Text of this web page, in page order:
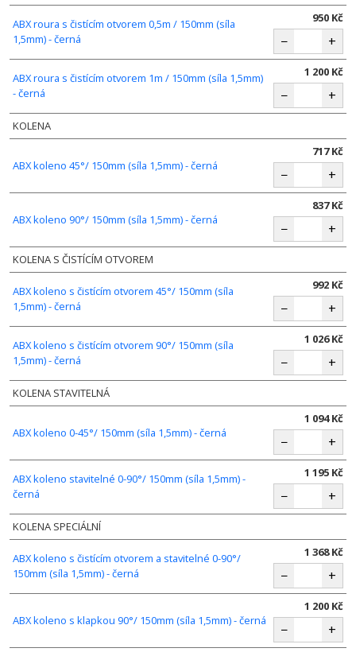
ABX roura s čistícím otvorem 0,5m / 150mm (síla
1,5mm) - černá
950 Kč
− +
ABX roura s čistícím otvorem 1m / 150mm (síla 1,5mm)
- černá
1 200 Kč
− +
KOLENA
ABX koleno 45°/ 150mm (síla 1,5mm) - černá
717 Kč
− +
ABX koleno 90°/ 150mm (síla 1,5mm) - černá
837 Kč
− +
KOLENA S ČISTÍCÍM OTVOREM
ABX koleno s čistícím otvorem 45°/ 150mm (síla
1,5mm) - černá
992 Kč
− +
ABX koleno s čistícím otvorem 90°/ 150mm (síla
1,5mm) - černá
1 026 Kč
− +
KOLENA STAVITELNÁ
ABX koleno 0-45°/ 150mm (síla 1,5mm) - černá
1 094 Kč
− +
ABX koleno stavitelné 0-90°/ 150mm (síla 1,5mm) -
černá
1 195 Kč
− +
KOLENA SPECIÁLNÍ
ABX koleno s čistícím otvorem a stavitelné 0-90°/
150mm (síla 1,5mm) - černá
1 368 Kč
− +
ABX koleno s klapkou 90°/ 150mm (síla 1,5mm) - černá
1 200 Kč
− +